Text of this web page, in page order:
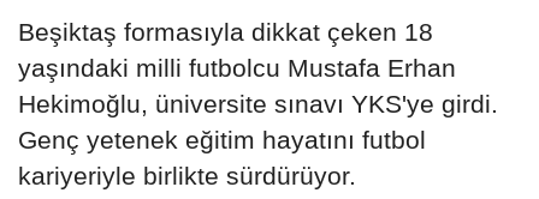
Beşiktaş formasıyla dikkat çeken 18
yaşındaki milli futbolcu Mustafa Erhan
Hekimoğlu, üniversite sınavı YKS'ye girdi.
Genç yetenek eğitim hayatını futbol
kariyeriyle birlikte sürdürüyor.